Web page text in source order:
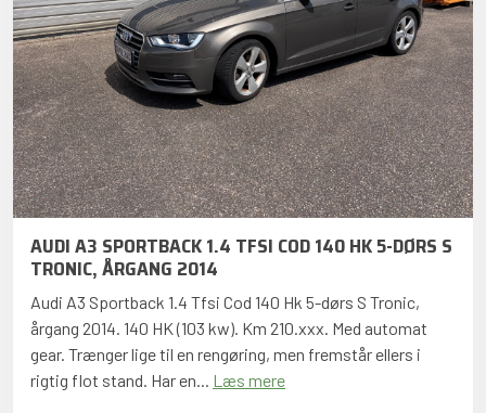
AUDI A3 SPORTBACK 1.4 TFSI COD 140 HK 5-DØRS S
TRONIC, ÅRGANG 2014
Audi A3 Sportback 1.4 Tfsi Cod 140 Hk 5-dørs S Tronic,
årgang 2014. 140 HK (103 kw). Km 210.xxx. Med automat
gear. Trænger lige til en rengøring, men fremstår ellers i
rigtig flot stand. Har en... Læs mere